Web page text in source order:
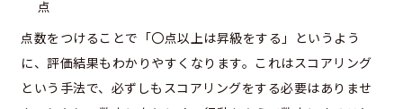
点
点数をつけることで「〇点以上は昇級をする」というよう
に、評価結果もわかりやすくなります。これはスコアリング
という手法で、必ずしもスコアリングをする必要はありませ